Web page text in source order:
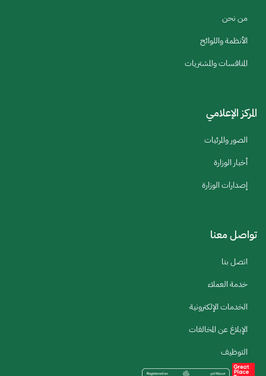
من نحن
الأنظمة واللوائح
المنافسات والمشتريات
المركز الإعلامي
الصور والمرئيات
أخبار الوزارة
إصدارات الوزارة
تواصل معنا
اتصل بنا
خدمة العملاء
الخدمات الإلكترونية
الإبلاغ عن المخالفات
التوظيف